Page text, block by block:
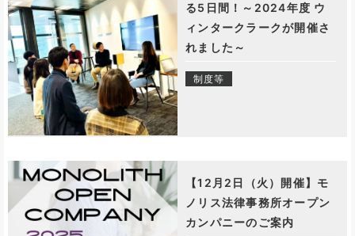
る5日間！～2024年度 ウ
ィンタークラークが開催さ
れました～
制度等
【12月2日（火）開催】モ
ノリス法律事務所オープン
カンパニーのご案内